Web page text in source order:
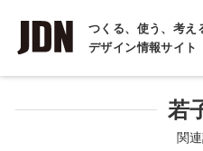
つくる、使う、考え
デザイン情報サイト
INTERVIEW
インタビュー
若
関